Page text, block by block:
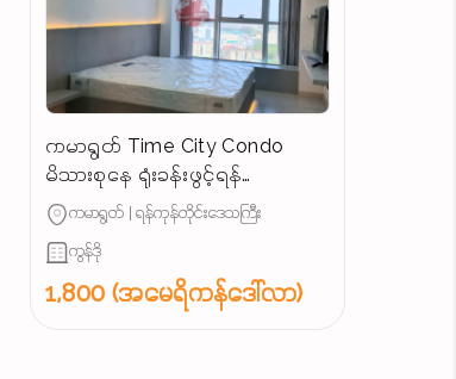
ကမာရွတ် Time City Condo
မိသားစုနေ ရုံးခန်းဖွင့်ရန်
ကောင်းမွန်သောအခန်းအငှား
ကမာရွတ် | ရန်ကုန်တိုင်းဒေသကြီး
ကွန်ဒို
1,800 (အမေရိကန်ဒေါ်လာ)